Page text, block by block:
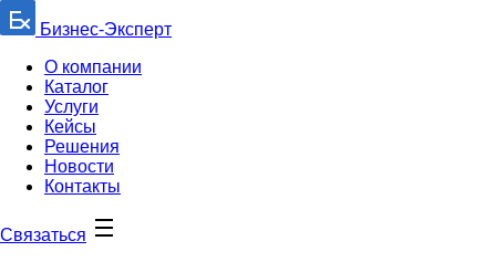
Бизнес-Эксперт
О компании
Каталог
Услуги
Кейсы
Решения
Новости
Контакты
Связаться